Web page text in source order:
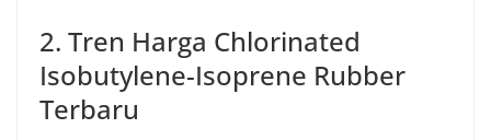
2. Tren Harga Chlorinated
Isobutylene-Isoprene Rubber
Terbaru